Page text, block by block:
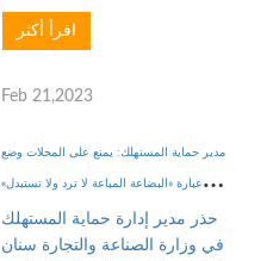
نباتات موصي بها لغرف النوم
اقرأ أكثر
Feb 21,2023
مدير حماية المستهلك: يمنع على المحلات وضع
عبارة «البضاعة المباعة لا ترد ولا تستبدل»
التعليقات
حذر مدير إدارة حماية المستهلك
في وزارة الصناعة والتجارة سنان